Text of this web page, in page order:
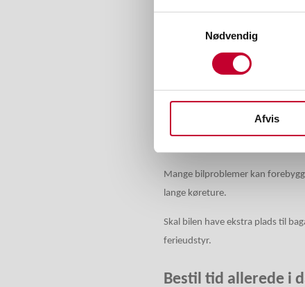
Nødvendig
Afvis
Aircondition og kølesystem
Lys, viskere og
Undgå uheldige
Mange bilproblemer kan
lange køreture.
Skal bilen have ekstra plads til
ferieudstyr.
Bestil tid allerede i